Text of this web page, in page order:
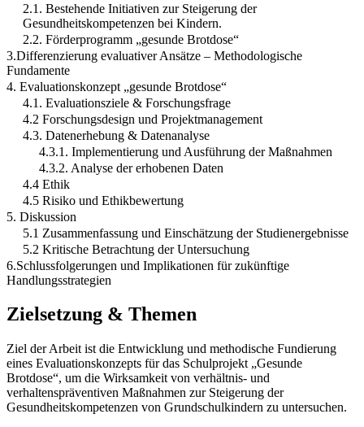
2.1. Bestehende Initiativen zur Steigerung der
Gesundheitskompetenzen bei Kindern.
2.2. Förderprogramm „gesunde Brotdose“
3.Differenzierung evaluativer Ansätze – Methodologische
Fundamente
4. Evaluationskonzept „gesunde Brotdose“
4.1. Evaluationsziele & Forschungsfrage
4.2 Forschungsdesign und Projektmanagement
4.3. Datenerhebung & Datenanalyse
4.3.1. Implementierung und Ausführung der Maßnahmen
4.3.2. Analyse der erhobenen Daten
4.4 Ethik
4.5 Risiko und Ethikbewertung
5. Diskussion
5.1 Zusammenfassung und Einschätzung der Studienergebnisse
5.2 Kritische Betrachtung der Untersuchung
6.Schlussfolgerungen und Implikationen für zukünftige
Handlungsstrategien
Zielsetzung & Themen
Ziel der Arbeit ist die Entwicklung und methodische Fundierung
eines Evaluationskonzepts für das Schulprojekt „Gesunde
Brotdose“, um die Wirksamkeit von verhältnis- und
verhaltenspräventiven Maßnahmen zur Steigerung der
Gesundheitskompetenzen von Grundschulkindern zu untersuchen.